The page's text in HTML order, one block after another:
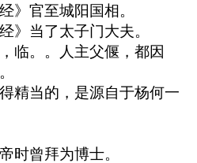
》官至城阳国相。
》当了太子门大夫。
临。。人主父偃，都因
精当的，是源自于杨何一
时曾拜为博士。